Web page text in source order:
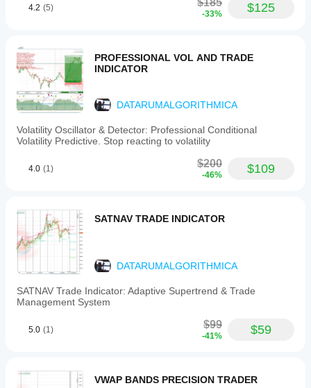
sizing
balance
and
risk
tolerance,
and
project
take
profit
stop
support
disciplined
trade
management.
visual
elements
zone
4.2 (5) $185
-33% $125
PROFESSIONAL VOL AND TRADE
INDICATOR
DATARUMALGORITHMICA
Volatility Oscillator & Detector: Professional Conditional
Volatility Predictive. Stop reacting to volatility
4.0 (1) $200
-46% $109
SATNAV TRADE INDICATOR
DATARUMALGORITHMICA
SATNAV Trade Indicator: Adaptive Supertrend & Trade
Management System
5.0 (1) $99
-41% $59
VWAP BANDS PRECISION TRADER